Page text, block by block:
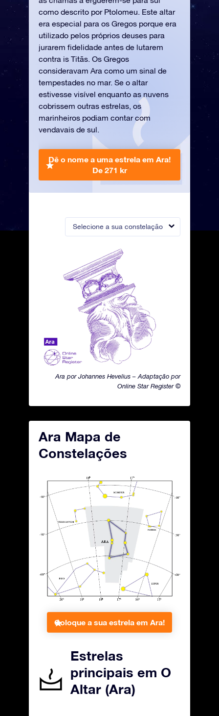
Selecione a sua constelação
Ara por Johannes Hevelius – Adaptação por
Online Star Register ©
como descrito por Ptolomeu. Este altar
era especial para os Gregos porque era
utilizado pelos próprios deuses para
jurarem fidelidade antes de lutarem
contra is Titãs. Os Gregos
consideravam Ara como um sinal de
tempestades no mar. Se o altar
estivesse visível enquanto as nuvens
cobrissem outras estrelas, os
marinheiros podiam contar com
vendavais de sul.
Dê o nome a uma estrela em Ara!
De 271 kr
Ara Mapa de
Constelações
Coloque a sua estrela em Ara!
Estrelas
principais em O
Altar (Ara)